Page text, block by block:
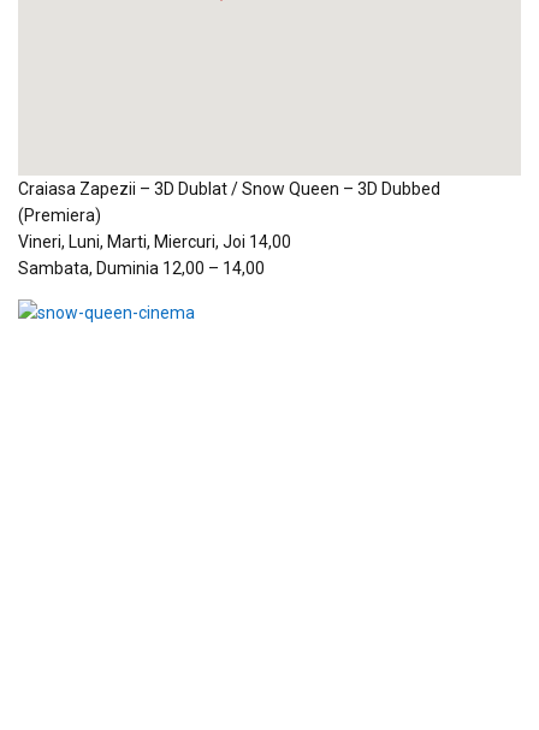
Craiasa Zapezii – 3D Dublat / Snow Queen – 3D Dubbed
(Premiera)
Vineri, Luni, Marti, Miercuri, Joi 14,00
Sambata, Duminia 12,00 – 14,00